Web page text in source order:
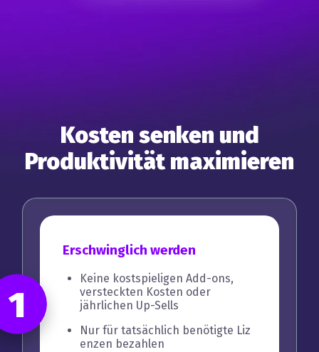
Kosten senken und
Produktivität maximieren
1
Erschwinglich werden
Keine kostspieligen Add-ons,
versteckten Kosten oder
jährlichen Up-Sells
Nur für tatsächlich benötigte Liz
enzen bezahlen